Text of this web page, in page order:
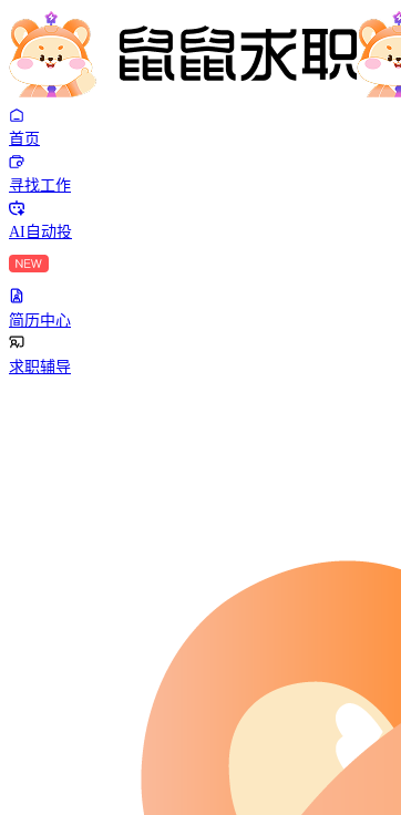
首页
寻找工作
AI自动投
简历中心
求职辅导